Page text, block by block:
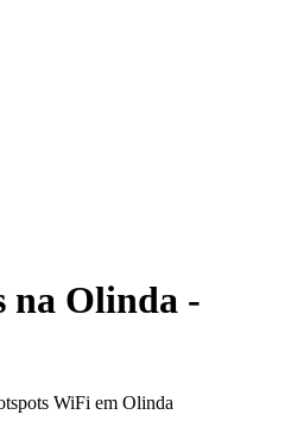
na Olinda -
WiFi em Olinda